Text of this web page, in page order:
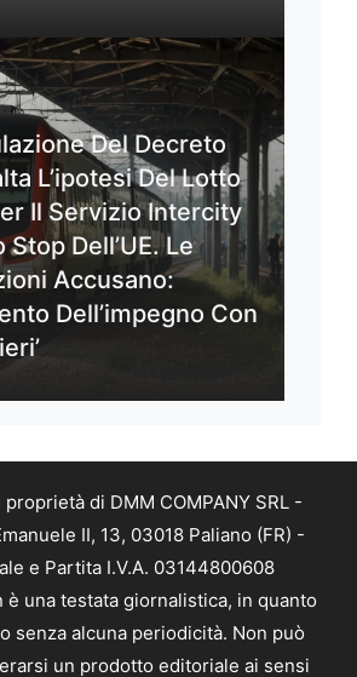
Del Decreto
L’ipotesi Del Lotto
Il Servizio Intercity
Stop Dell’UE. Le
Accusano:
Dell’impegno Con
di DMM COMPANY SRL -
II, 13, 03018 Paliano (FR) -
e Partita I.V.A. 03144800608
una testata giornalistica, in quanto
senza alcuna periodicità. Non può
un prodotto editoriale ai sensi